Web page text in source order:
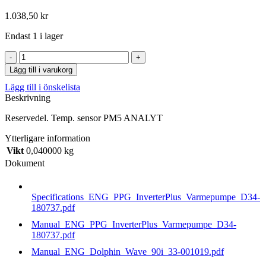
1.038,50 kr
Endast 1 i lager
Temp.
sensor
PM5
ANALYT
mängd
Lägg till i varukorg
Lägg till i önskelista
Beskrivning
Reservedel. Temp. sensor PM5 ANALYT
Ytterligare information
Vikt 0,040000 kg
Dokument
Specifications_ENG_PPG_InverterPlus_Varmepumpe_D34-
180737.pdf
Manual_ENG_PPG_InverterPlus_Varmepumpe_D34-
180737.pdf
Manual_ENG_Dolphin_Wave_90i_33-001019.pdf